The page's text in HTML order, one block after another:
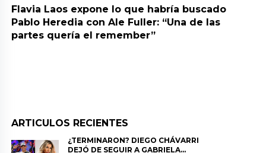
Flavia Laos expone lo que habría buscado
Pablo Heredia con Ale Fuller: “Una de las
partes quería el remember”
ARTICULOS RECIENTES
¿TERMINARON? DIEGO CHÁVARRI
DEJÓ DE SEGUIR A GABRIELA